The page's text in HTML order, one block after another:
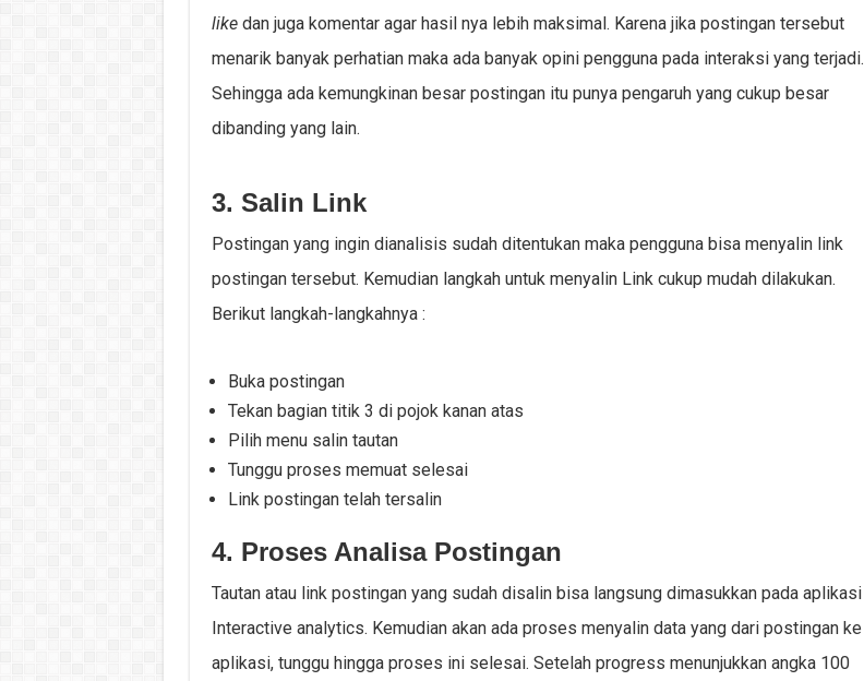
likedan juga komentar agar hasil nya lebih maksimal. Karena jika postingan tersebut
menarik banyak perhatian maka ada banyak opini pengguna pada interaksi yang terjadi.
Sehingga ada kemungkinan besar postingan itu punya pengaruh yang cukup besar
dibanding yang lain.
3. Salin Link
Postingan yang ingin dianalisis sudah ditentukan maka pengguna bisa menyalin link
postingan tersebut. Kemudian langkah untuk menyalin Link cukup mudah dilakukan.
Berikut langkah-langkahnya :
Buka postingan
Tekan bagian titik 3 di pojok kanan atas
Pilih menu salin tautan
Tunggu proses memuat selesai
Link postingan telah tersalin
4. Proses Analisa Postingan
Tautan atau link postingan yang sudah disalin bisa langsung dimasukkan pada aplikasi
Interactive analytics. Kemudian akan ada proses menyalin data yang dari postingan ke
aplikasi, tunggu hingga proses ini selesai. Setelah progress menunjukkan angka 100